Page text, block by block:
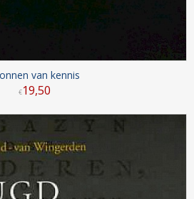
van kennis
€19,50